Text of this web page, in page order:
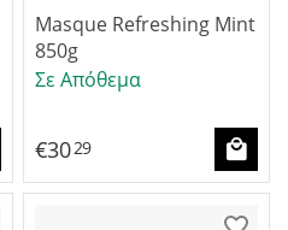
Masque Refreshing Mint
850g
Σε Απόθεμα
€3029